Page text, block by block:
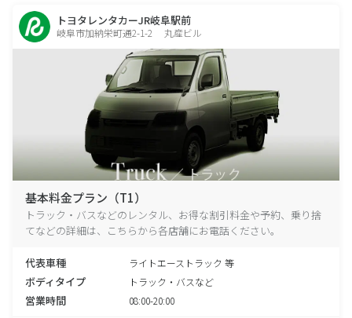
トヨタレンタカーJR岐阜駅前
岐阜市加納栄町通2-1-2 丸産ビル
基本料金プラン（T1）
トラック・バスなどのレンタル、お得な割引料金や予約、乗り捨
てなどの詳細は、こちらから各店舗にお電話ください。
代表車種 ライトエーストラック 等
ボディタイプ トラック・バスなど
営業時間 08:00-20:00